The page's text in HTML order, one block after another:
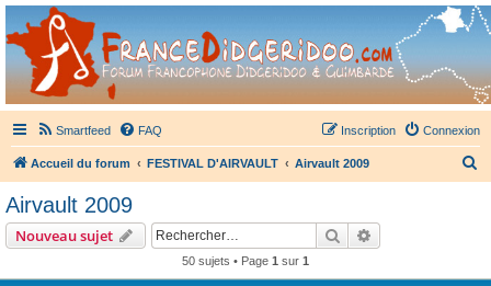
France Didgeridoo
Didgeridoo et Guimbarde sur France Didgeridoo - retrouvez la communauté.
Smartfeed FAQ Connexion
Inscription
Accueil du forum FESTIVAL D'AIRVAULT Airvault 2009
Airvault 2009
Nouveau sujet Rechercher
50 sujets • Page 1 sur 1